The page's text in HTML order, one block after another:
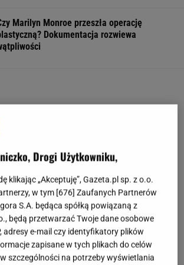
Marilyn Monroe przeszła operację
Dokumentacja rozwiewa
Drogi Użytkowniku,
klikając „Akceptuję”, Gazeta.pl sp. z o.o.
w tym [676] Zaufanych Partnerów
S.A. będąca spółką powiązaną z
będą przetwarzać Twoje dane osobowe
adresy e-mail czy identyfikatory plików
zapisane w tych plikach do celów
szczególności na potrzeby wyświetlania